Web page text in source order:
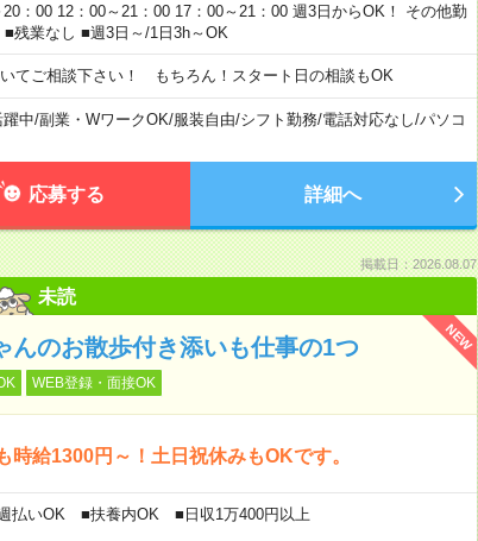
：00 12：00～21：00 17：00～21：00 週3日からOK！ その他勤
残業なし ■週3日～/1日3h～OK
てご相談下さい！ もちろん！スタート日の相談もOK
中/副業・WワークOK/服装自由/シフト勤務/電話対応なし/パソコ
応募する 詳細へ
掲載日：2026.08.07
未読
NEW
んのお散歩付き添いも仕事の1つ
WEB登録・面接OK
給1300円～！土日祝休みもOKです。
払いOK ■扶養内OK ■日収1万400円以上